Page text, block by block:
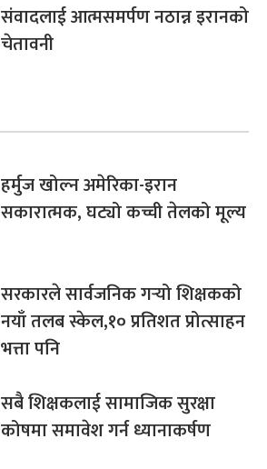
संवादलाई आत्मसमर्पण नठान्न इरानको
चेतावनी
हर्मुज खोल्न अमेरिका-इरान
सकारात्मक, घट्यो कच्ची तेलको मूल्य
सरकारले सार्वजनिक गर्‍यो शिक्षकको
नयाँ तलब स्केल,१० प्रतिशत प्रोत्साहन
भत्ता पनि
सबै शिक्षकलाई सामाजिक सुरक्षा
कोषमा समावेश गर्न ध्यानाकर्षण